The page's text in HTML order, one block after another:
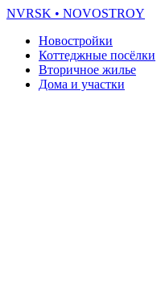
NVRSK • NOVOSTROY
Новостройки
Коттеджные посёлки
Вторичное жилье
Дома и участки